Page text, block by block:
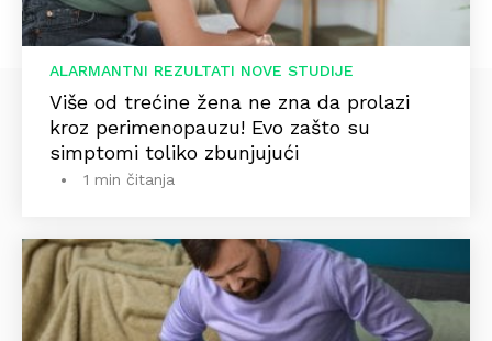
ALARMANTNI REZULTATI NOVE STUDIJE
Više od trećine žena ne zna da prolazi
kroz perimenopauzu! Evo zašto su
simptomi toliko zbunjujući
1 min čitanja